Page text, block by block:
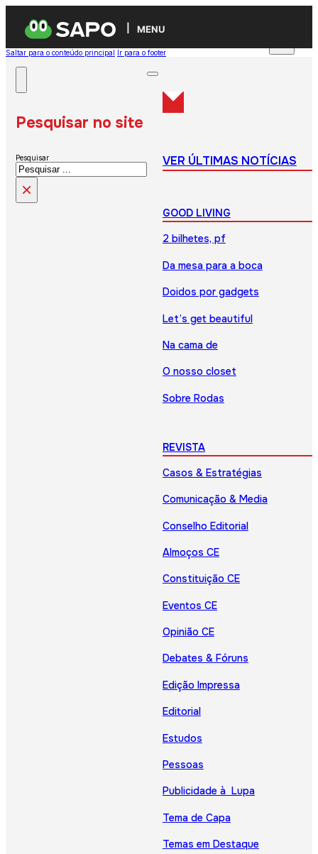
MENU
Saltar para o conteúdo principal Ir para o footer
Pesquisar no site
Pesquisar
×
VER ÚLTIMAS NOTÍCIAS
GOOD LIVING
2 bilhetes, pf
Da mesa para a boca
Doidos por gadgets
Let’s get beautiful
Na cama de
O nosso closet
Sobre Rodas
REVISTA
Casos & Estratégias
Comunicação & Media
Conselho Editorial
Almoços CE
Constituição CE
Eventos CE
Opinião CE
Debates & Fóruns
Edição Impressa
Editorial
Estudos
Pessoas
Publicidade à Lupa
Tema de Capa
Temas em Destaque